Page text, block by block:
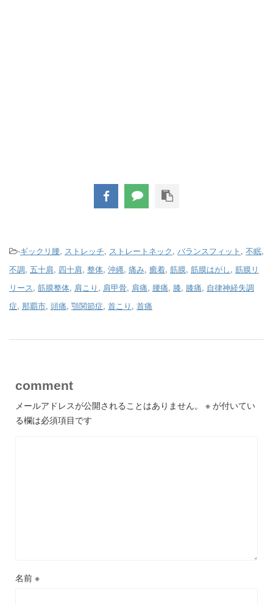
-ギックリ腰, ストレッチ, ストレートネック, バランスフィット , 不眠,
不調, 五十肩, 四十肩, 整体, 沖縄, 痛み, 癒着, 筋膜, 筋膜はがし, 筋膜リ
リース, 筋膜整体, 肩こり , 肩甲骨, 肩痛, 腰痛, 膝, 膝痛, 自律神経失調
症, 那覇市, 頭痛, 顎関節症, 首こり , 首痛
comment
メールアドレスが公開されることはありません。 ※ が付いてい
る欄は必須項目です
名前 ※